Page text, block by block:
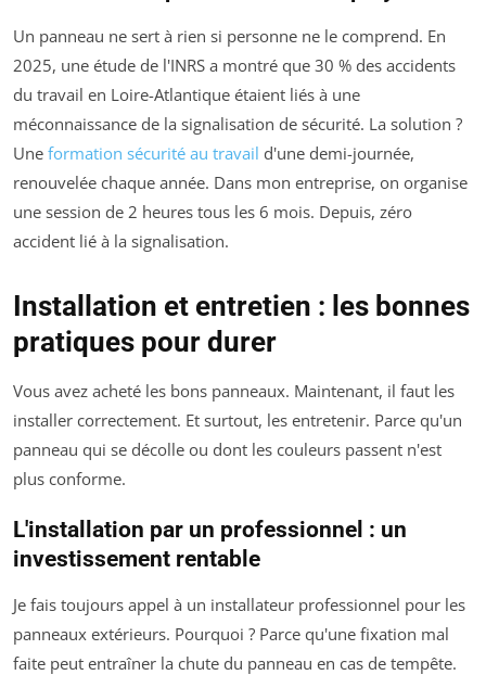
Un panneau ne sert à rien si personne ne le comprend. En
2025, une étude de l'INRS a montré que 30 % des accidents
du travail en Loire-Atlantique étaient liés à une
méconnaissance de la signalisation de sécurité. La solution ?
Une formation sécurité au travail d'une demi-journée,
renouvelée chaque année. Dans mon entreprise, on organise
une session de 2 heures tous les 6 mois. Depuis, zéro
accident lié à la signalisation.
Installation et entretien : les bonnes
pratiques pour durer
Vous avez acheté les bons panneaux. Maintenant, il faut les
installer correctement. Et surtout, les entretenir. Parce qu'un
panneau qui se décolle ou dont les couleurs passent n'est
plus conforme.
L'installation par un professionnel : un
investissement rentable
Je fais toujours appel à un installateur professionnel pour les
panneaux extérieurs. Pourquoi ? Parce qu'une fixation mal
faite peut entraîner la chute du panneau en cas de tempête.